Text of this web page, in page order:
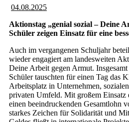
04.08.2025
Aktionstag „genial sozial – Deine
Schüler zeigen Einsatz für eine
Auch im vergangenen Schuljahr
wieder engagiert am landesweiten
Deine Arbeit gegen Armut.
Schüler tauschten für einen Tag das
Arbeitsplatz in Unternehmen,
privaten Umfeld. Mit großem Einsatz
einen beeindruckenden Gesamtlohn
starkes Zeichen für Solidarität und